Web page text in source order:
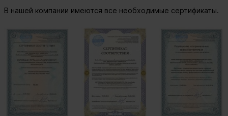
В нашей компании имеются все необходимые сертификаты.